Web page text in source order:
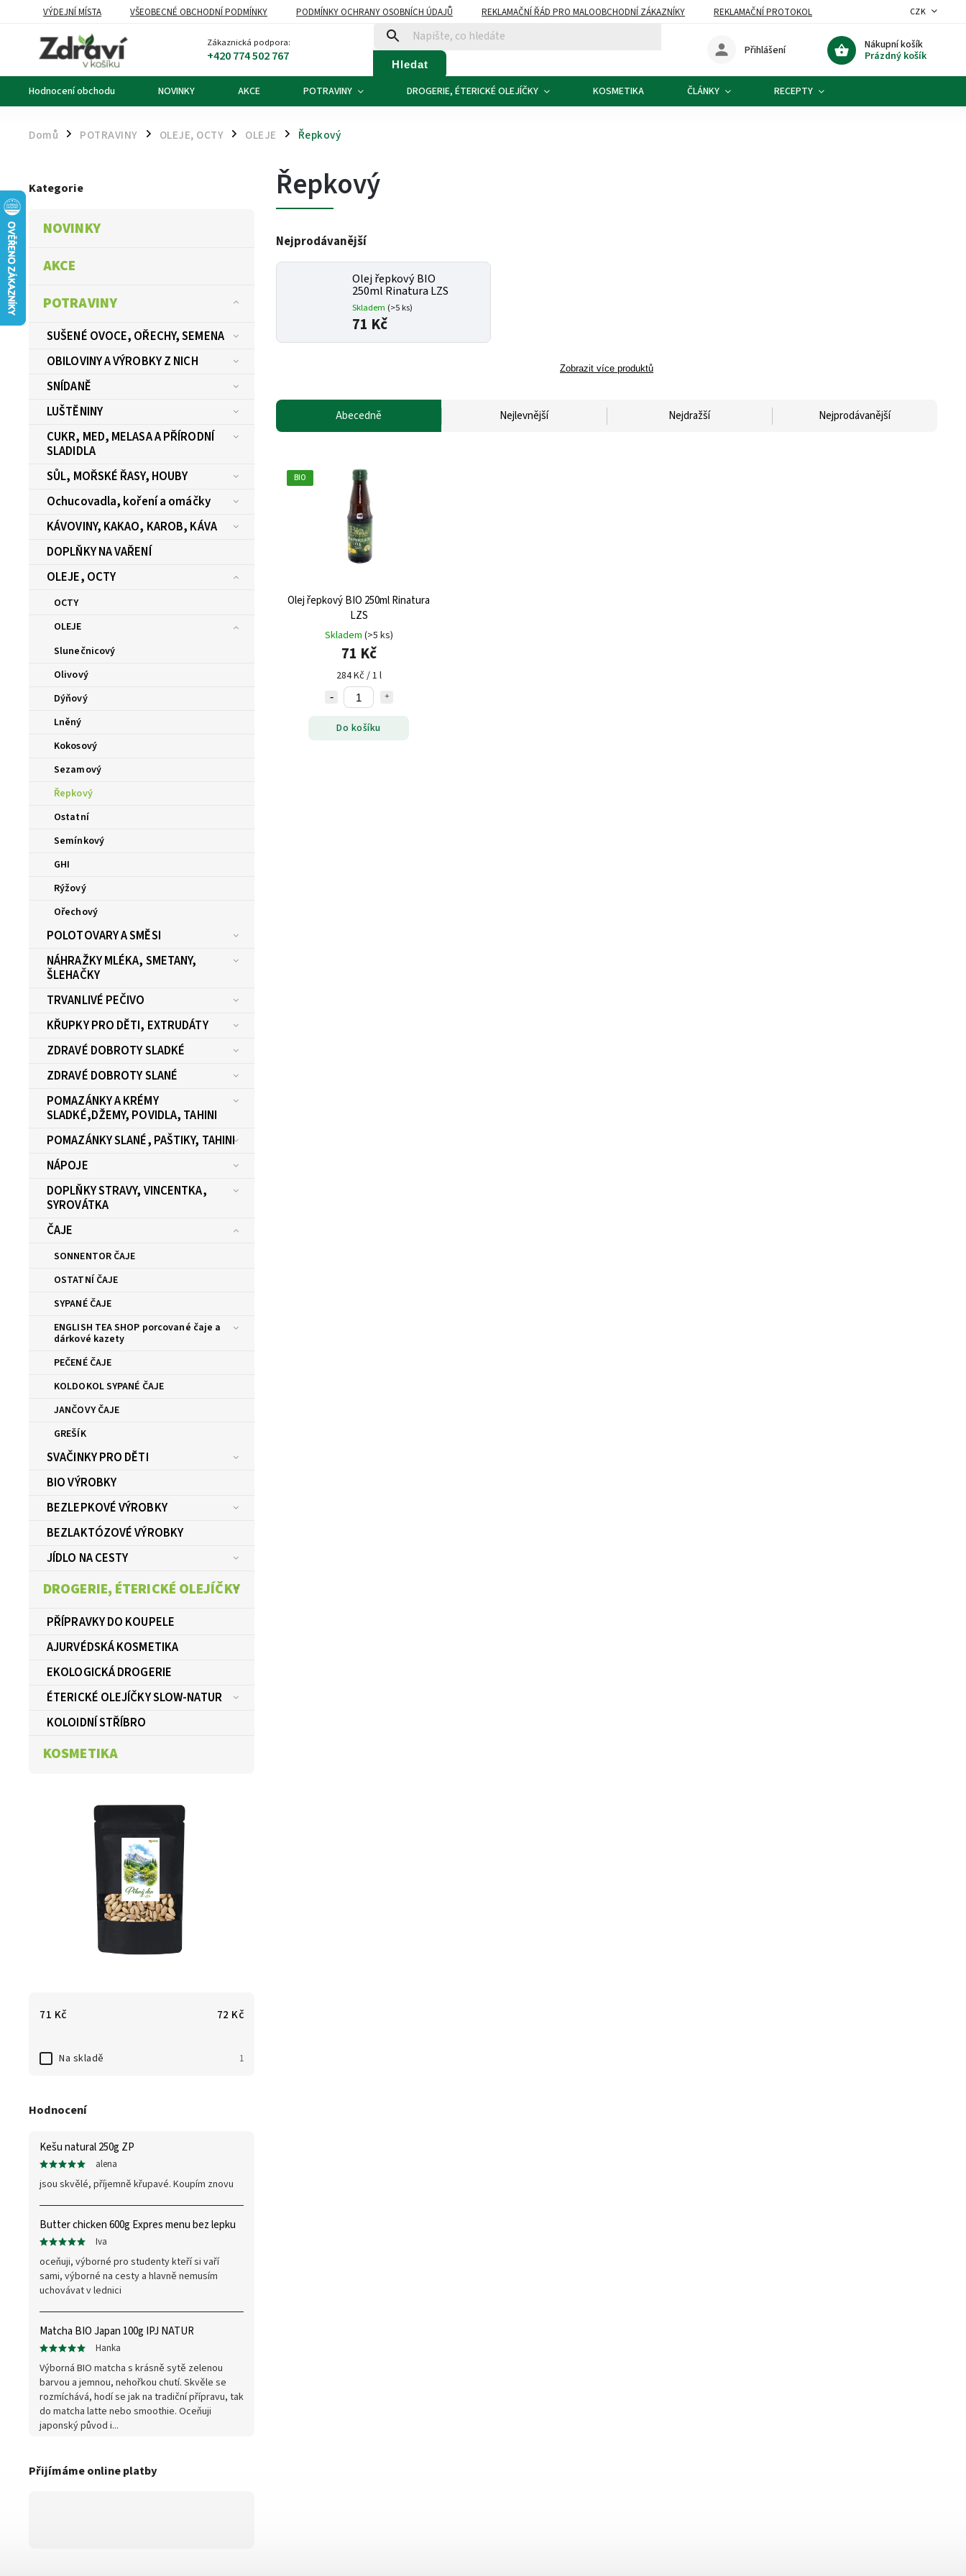
VÝDEJNÍ MÍSTA VŠEOBECNÉ OBCHODNÍ PODMÍNKY PODMÍNKY OCHRANY OSOBNÍCH ÚDAJŮ REKLAMAČNÍ ŘÁD PRO MALOOBCHODNÍ ZÁKAZNÍKY
REKLAMAČNÍ PROTOKOL
OZNÁMENÍ O ODSTOUPENÍ OD KUPNÍ SMLOUVY
KONTAKTY
CZK
Zákaznická podpora:
+420 774 502 767 Hledat
Nákupní košík
Prázdný košík
Přihlášení
Hodnocení obchodu NOVINKY AKCE POTRAVINY DROGERIE, ÉTERICKÉ OLEJÍČKY KOSMETIKA ČLÁNKY RECEPTY
Domů / POTRAVINY / OLEJE, OCTY / OLEJE / Řepkový
Kategorie
NOVINKY
AKCE
POTRAVINY
SUŠENÉ OVOCE, OŘECHY, SEMENA
OBILOVINY A VÝROBKY Z NICH
SNÍDANĚ
LUŠTĚNINY
CUKR, MED, MELASA A PŘÍRODNÍ
SLADIDLA
SŮL, MOŘSKÉ ŘASY, HOUBY
Ochucovadla, koření a omáčky
KÁVOVINY, KAKAO, KAROB, KÁVA
DOPLŇKY NA VAŘENÍ
OLEJE, OCTY
OCTY
OLEJE
Slunečnicový
Olivový
Dýňový
Lněný
Kokosový
Sezamový
Řepkový
Ostatní
Semínkový
GHI
Rýžový
Ořechový
POLOTOVARY A SMĚSI
NÁHRAŽKY MLÉKA, SMETANY,
ŠLEHAČKY
TRVANLIVÉ PEČIVO
KŘUPKY PRO DĚTI, EXTRUDÁTY
ZDRAVÉ DOBROTY SLADKÉ
ZDRAVÉ DOBROTY SLANÉ
POMAZÁNKY A KRÉMY
SLADKÉ,DŽEMY, POVIDLA, TAHINI
POMAZÁNKY SLANÉ, PAŠTIKY, TAHINI
NÁPOJE
DOPLŇKY STRAVY, VINCENTKA,
SYROVÁTKA
ČAJE
SONNENTOR ČAJE
OSTATNÍ ČAJE
SYPANÉ ČAJE
ENGLISH TEA SHOP porcované čaje a
dárkové kazety
PEČENÉ ČAJE
KOLDOKOL SYPANÉ ČAJE
JANČOVY ČAJE
GREŠÍK
SVAČINKY PRO DĚTI
BIO VÝROBKY
BEZLEPKOVÉ VÝROBKY
BEZLAKTÓZOVÉ VÝROBKY
JÍDLO NA CESTY
DROGERIE, ÉTERICKÉ OLEJÍČKY
PŘÍPRAVKY DO KOUPELE
AJURVÉDSKÁ KOSMETIKA
EKOLOGICKÁ DROGERIE
ÉTERICKÉ OLEJÍČKY SLOW-NATUR
KOLOIDNÍ STŘÍBRO
KOSMETIKA
71 Kč 72 Kč
Na skladě 1
Hodnocení
Kešu natural 250g ZP
alena
jsou skvělé, příjemně křupavé. Koupím znovu
Butter chicken 600g Expres menu bez lepku
Iva
oceňuji, výborné pro studenty kteří si vaří
sami, výborné na cesty a hlavně nemusím
uchovávat v lednici
Matcha BIO Japan 100g IPJ NATUR
Hanka
Výborná BIO matcha s krásně sytě zelenou
barvou a jemnou, nehořkou chutí. Skvěle se
rozmíchává, hodí se jak na tradiční přípravu, tak
do matcha latte nebo smoothie. Oceňuji
japonský původ i...
Přijímáme online platby
Řepkový
Nejprodávanější
Olej řepkový BIO
250ml Rinatura LZS
Skladem (>5 ks)
71 Kč
Zobrazit více produktů
Abecedně Nejlevnější Nejdražší Nejprodávanější
BIO
Olej řepkový BIO 250ml Rinatura
LZS
Skladem (>5 ks)
71 Kč
284 Kč / 1 l
Do košíku